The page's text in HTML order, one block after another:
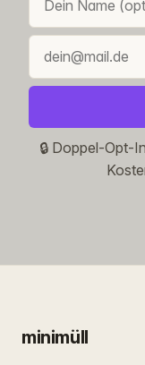
🔒 Doppel-Opt-
minimüll